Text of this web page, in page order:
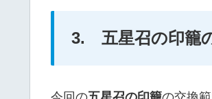
3. 五星召の印籠